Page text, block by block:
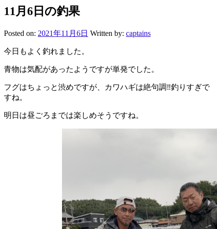
11月6日の釣果
Posted on: 2021年11月6日 Written by: captains
今日もよく釣れました。
青物は気配があったようですが単発でした。
フグはちょっと渋めですが、カワハギは絶句調‼︎釣りすぎで
すね。
明日は昼ごろまでは楽しめそうですね。